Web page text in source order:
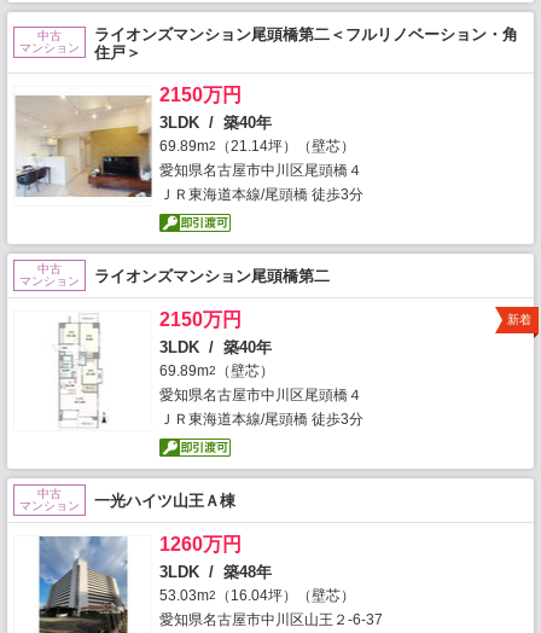
中古
マンション
ライオンズマンション尾頭橋第二＜フルリノベーション・角
住戸＞
2150万円
3LDK / 築40年
69.89m2
（21.14坪）（壁芯）
愛知県名古屋市中川区尾頭橋４
ＪＲ東海道本線/尾頭橋 徒歩3分
中古
マンション
ライオンズマンション尾頭橋第二
2150万円
3LDK / 築40年
69.89m2
（壁芯）
愛知県名古屋市中川区尾頭橋４
ＪＲ東海道本線/尾頭橋 徒歩3分
新着
中古
マンション
一光ハイツ山王Ａ棟
1260万円
3LDK / 築48年
53.03m2
（16.04坪）（壁芯）
愛知県名古屋市中川区山王２-6-37